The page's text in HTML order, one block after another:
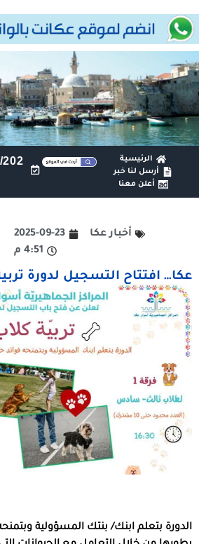
الرئيسية
أرسل لنا خبر
أعلن معنا
202
أخبار عكا
2025-09-23
4:51 م
عكا… افتتاح التسجيل لدورة
الدورة بتعلم ابنك/ بنتك المسؤولية